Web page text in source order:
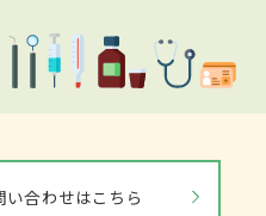
合わせはこちら